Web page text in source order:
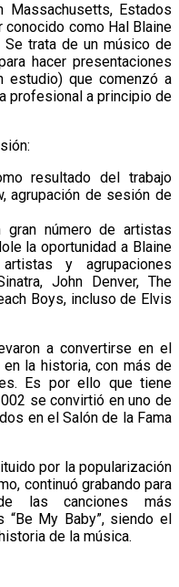
Estados
conocido como Hal Blaine
trata de un músico de
hacer presentaciones
estudio) que comenzó a
profesional a principio de
resultado del trabajo
agrupación de sesión de
número de artistas
la oportunidad a Blaine
y agrupaciones
John Denver, The
Boys, incluso de Elvis
a convertirse en el
la historia, con más de
Es por ello que tiene
se convirtió en uno de
en el Salón de la Fama
por la popularización
continuó grabando para
las canciones más
My Baby”, siendo el
de la música.